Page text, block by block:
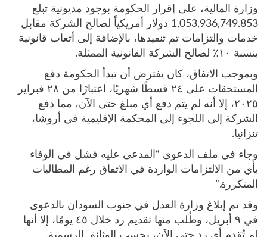
وزارة المالية، على إقرار الحكومة بوجود مديونية تبلغ
1,053,936,749.853 دولار أمريكياً لصالح الشركة مقابل
خدمات والتزامات تم تنفيذها، بالإضافة إلى أتعاب قانونية
بنسبة ١٠٪ لصالح الشركة القانونية الممثلة.
وبموجب الاتفاق، كان يفترض أن تبدأ الحكومة دفع
المستحقات على ٢٤ قسطًا شهريًا، اعتبارًا من ٢٨ فبراير
٢٠٢٥، إلا أنه لم يتم دفع أي مبلغ حتى الآن، مما دفع
الشركة إلى اللجوء إلى المحكمة الإقليمية في أروشا،
تنزانيا.
وجاء في ملف الدعوى “المدعى عليه فشل في الوفاء
بأي من الالتزامات الواردة في الاتفاق رغم المطالبات
المتكررة.”
وقد تم إبلاغ وزارة العدل في جنوب السودان بالدعوى
في ٩ أبريل، وطُلب منها تقديم رد خلال ٤٥ يومًا، إلا أنها